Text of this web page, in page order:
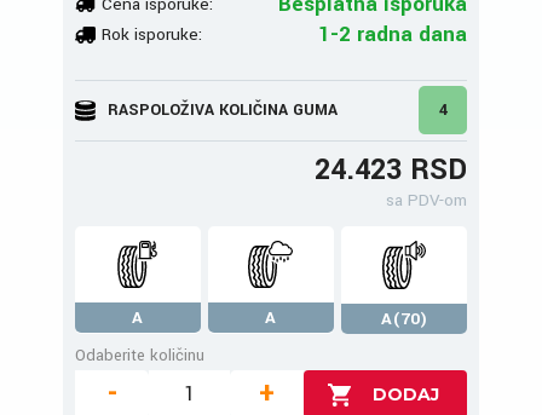
Cena isporuke:
Rok isporuke: 1-2 radna dana
RASPOLOŽIVA KOLIČINA GUMA 4
24.423 RSD
sa PDV-om
A A
A(70)
Odaberite količinu
- +